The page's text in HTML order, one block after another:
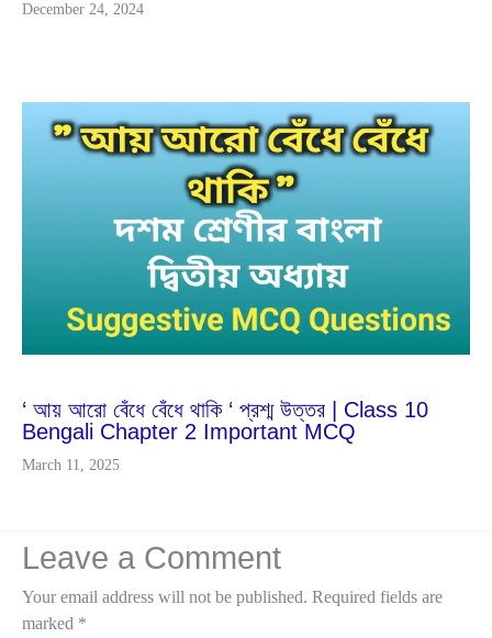
December 24, 2024
‘ আয় আরো বেঁধে বেঁধে থাকি ‘ প্রশ্ম উত্তর | Class 10
Bengali Chapter 2 Important MCQ
March 11, 2025
Leave a Comment
Your email address will not be published. Required fields are
marked *